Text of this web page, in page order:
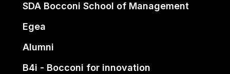
SDA Bocconi School of Management
Egea
Alumni
B4i - Bocconi for innovation